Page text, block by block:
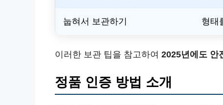
눕혀서 보관하기 형태
이러한 보관 팁을 참고하여 2025년에도 안
정품 인증 방법 소개